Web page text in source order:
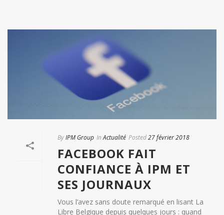
ByIPM Group In Actualité Posted27 février 2018
FACEBOOK FAIT
CONFIANCE À IPM ET
SES JOURNAUX
Vous l’avez sans doute remarqué en lisant La
Libre Belgique depuis quelques jours : quand